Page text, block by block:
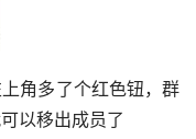
角多了个红色钮，群
以移出成员了